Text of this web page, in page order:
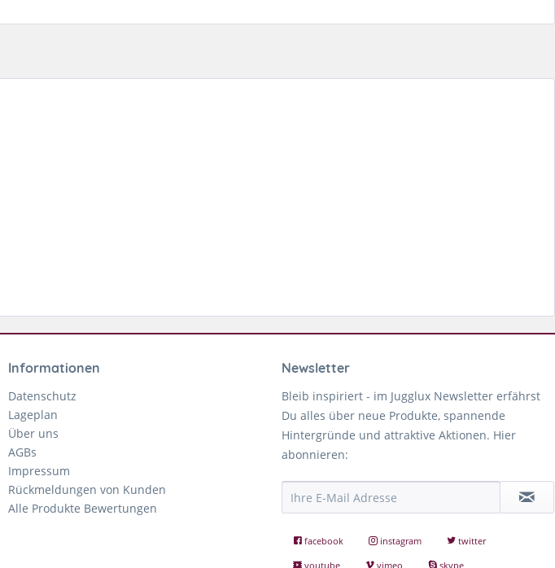
Informationen
Datenschutz
Lageplan
Über uns
AGBs
Impressum
Rückmeldungen von Kunden
Alle Produkte Bewertungen
Newsletter
Bleib inspiriert - im Jugglux Newsletter erfährst
Du alles über neue Produkte, spannende
Hintergründe und attraktive Aktionen. Hier
abonnieren:
facebook instagram
twitter
youtube
vimeo skype